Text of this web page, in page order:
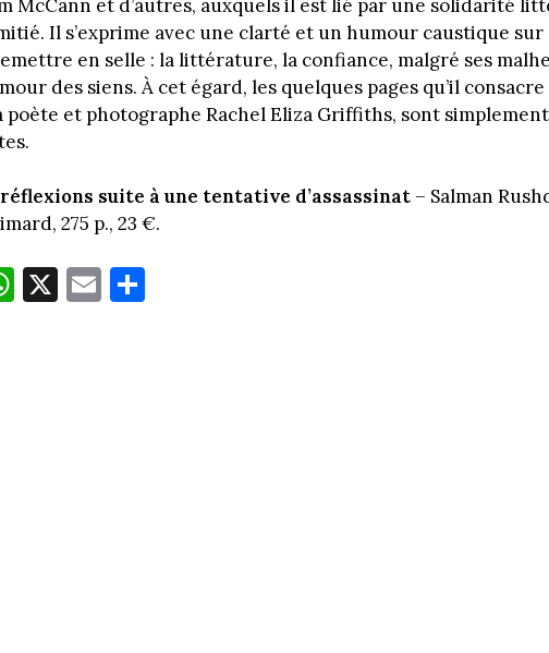
McCann et d’autres, auxquels il est lié par une solidarité
Il s’exprime avec une clarté et un humour caustique
en selle : la littérature, la confiance, malgré ses
des siens. À cet égard, les quelques pages qu’il consacre
poète et photographe Rachel Eliza Griffiths, sont simplement
réflexions suite à une tentative d’assassinat – Salman
275 p., 23 €.
W
ha
X E
m